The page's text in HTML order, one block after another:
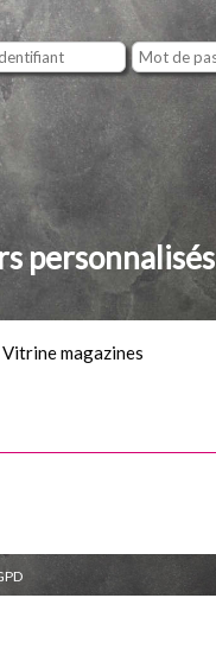
personnalisés
Vitrine magazines